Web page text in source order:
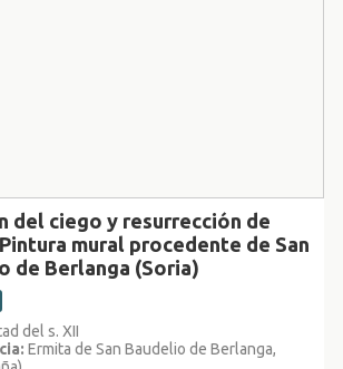
del ciego y resurrección de
mural procedente de San
de Berlanga (Soria)
del s. XII
Ermita de San Baudelio de Berlanga,